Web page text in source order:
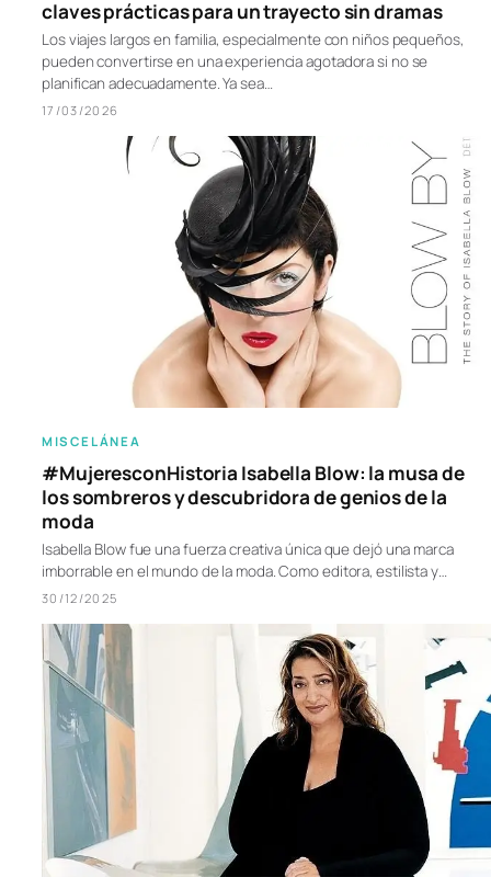
claves prácticas para un trayecto sin dramas
Los viajes largos en familia, especialmente con niños pequeños,
pueden convertirse en una experiencia agotadora si no se
planifican adecuadamente. Ya sea…
17/03/2026
MISCELÁNEA
#MujeresconHistoria Isabella Blow: la musa de
los sombreros y descubridora de genios de la
moda
Isabella Blow fue una fuerza creativa única que dejó una marca
imborrable en el mundo de la moda. Como editora, estilista y…
30/12/2025